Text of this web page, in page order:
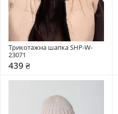
Трикотажна шапка SHP-W-
23071
439 ₴